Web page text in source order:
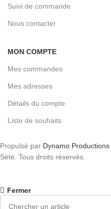
Suivi de commande
Nous contacter
MON COMPTE
Mes commandes
Mes adresses
Détails du compte
Liste de souhaits
Propulsé par Dynamo Productions
Sète. Tous droits réservés.
Fermer